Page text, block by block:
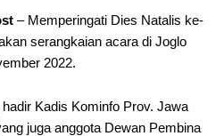
– Memperingati Dies Natalis ke-
serangkaian acara di Joglo
2022.
Kadis Kominfo Prov. Jawa
juga anggota Dewan Pembina